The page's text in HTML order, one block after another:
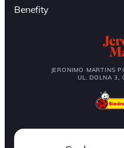
Benefity
JERONIMO MARTINS
UL. DOLNA 3,